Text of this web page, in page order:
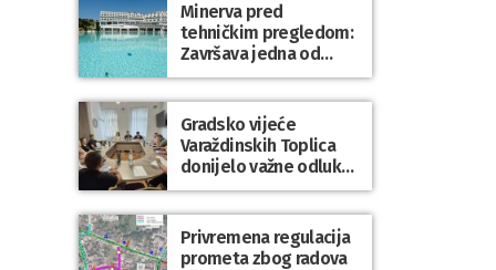
Minerva pred
tehničkim pregledom:
Završava jedna od
najvećih investicija u
zdravstveni turizam
Varaždinske županije
Gradsko vijeće
Varaždinskih Toplica
donijelo važne odluke
za kvalitetnije
upravljanje gradskom
imovinom i
komunalnim sustavom
Privremena regulacija
prometa zbog radova